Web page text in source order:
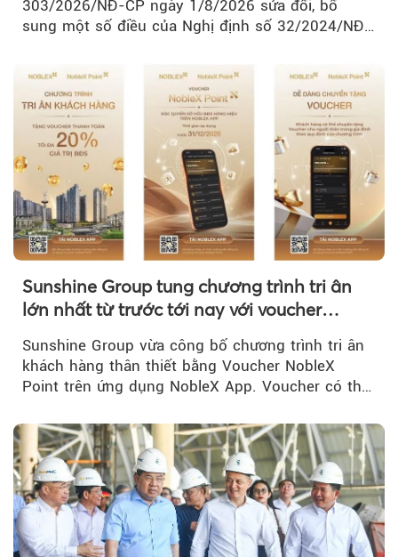
303/2026/NĐ-CP ngày 1/8/2026 sửa đổi, bổ
sung một số điều của Nghị định số 32/2024/NĐ-
Sunshine Group tung chương trình tri ân
lớn nhất từ trước tới nay với voucher
Sunshine Group vừa công bố chương trình tri ân
khách hàng thân thiết bằng Voucher NobleX
Point trên ứng dụng NobleX App. Voucher có thể